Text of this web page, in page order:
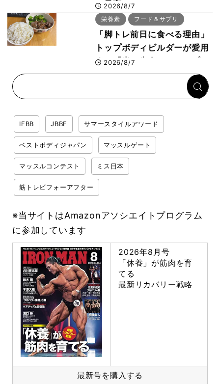
た最高マシン“ノーチラス・
プルオーバーマシン”とは？
2026/8/7
栄養素 フード＆サプリ
「脚トレ前日に食べる理由」
トップボディビルダーが愛用
する「米＋牛肉」のシンプル
回復メシとは？
2026/8/7
IFBB JBBF サマースタイルアワード
ベストボディジャパン マッスルゲート
マッスルコンテスト ミス日本
筋トレビフォーアフター
※当サイトはAmazonアソシエイトプログラム
に参加しています
2026年8月号
「休養」が筋肉を育
てる
最新リカバリー戦略
最新号を購入する